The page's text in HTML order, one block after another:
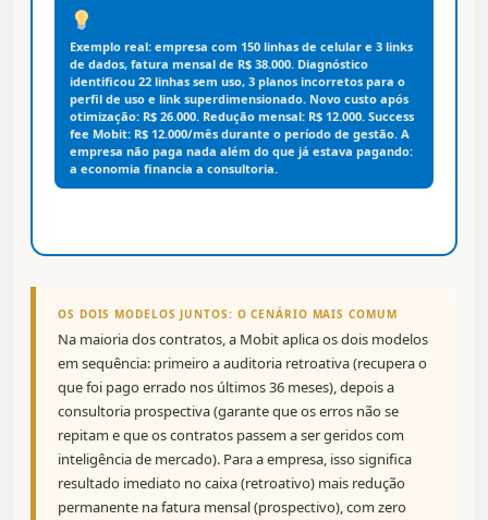
Exemplo real: empresa com 150 linhas de celular e 3 links
de dados, fatura mensal de R$ 38.000. Diagnóstico
identificou 22 linhas sem uso, 3 planos incorretos para o
perfil de uso e link superdimensionado. Novo custo após
otimização: R$ 26.000. Redução mensal: R$ 12.000. Success
fee Mobit: R$ 12.000/mês durante o período de gestão. A
empresa não paga nada além do que já estava pagando:
a economia financia a consultoria.
OS DOIS MODELOS JUNTOS: O CENÁRIO MAIS COMUM
Na maioria dos contratos, a Mobit aplica os dois modelos
em sequência: primeiro a auditoria retroativa (recupera o
que foi pago errado nos últimos 36 meses), depois a
consultoria prospectiva (garante que os erros não se
repitam e que os contratos passem a ser geridos com
inteligência de mercado). Para a empresa, isso significa
resultado imediato no caixa (retroativo) mais redução
permanente na fatura mensal (prospectivo), com zero